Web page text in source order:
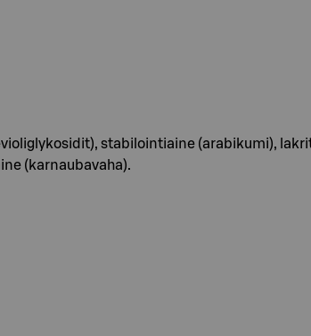
stabilointiaine (arabikumi),
(karnaubavaha).